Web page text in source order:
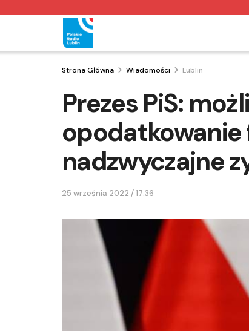
Strona Główna Wiadomości Lublin
Prezes PiS:
nadzwyczajne
25 września 2022 / 17:36